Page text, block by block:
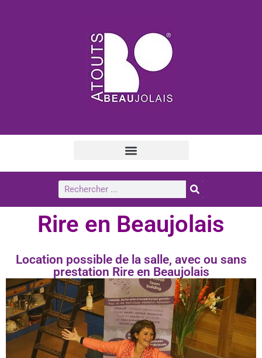
Rire en Beaujolais
Location possible de la salle, avec ou sans
prestation Rire en Beaujolais